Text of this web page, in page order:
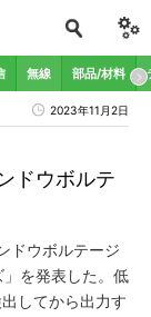
無線 部品/材料
2023年11月2日
ドウボルテ
ドウボルテージ
を発表した。低
してから出力す